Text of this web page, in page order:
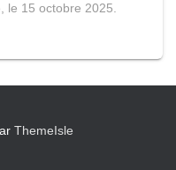
le 15 octobre 2025.
ThemeIsle